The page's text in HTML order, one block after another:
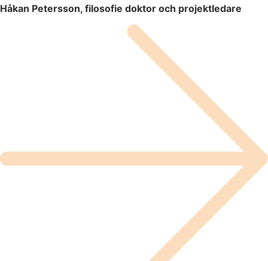
Håkan Petersson, filosofie doktor och projektledare